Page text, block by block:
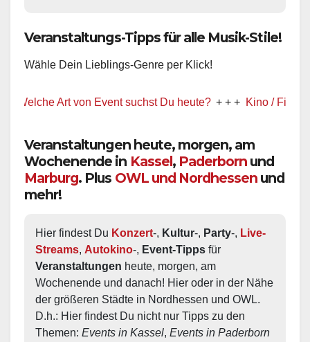
Veranstaltungs-Tipps für alle Musik-Stile!
Wähle Dein Lieblings-Genre per Klick!
Art von Event suchst Du heute? + + + Kino / Film + + +
Veranstaltungen heute, morgen, am
Wochenende in Kassel, Paderborn und
Marburg. Plus OWL und Nordhessen und
mehr!
Hier findest Du Konzert-, Kultur-, Party-, Live-
Streams, Autokino-, Event-Tipps
Veranstaltungen heute, morgen, am
Wochenende und danach! Hier oder in der Nähe
der größeren Städte in Nordhessen und OWL.
D.h.: Hier findest Du nicht nur Tipps zu den
Themen: Events in Kassel, Events in Paderborn